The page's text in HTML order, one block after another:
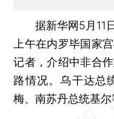
据新华网5月11日
上午在内罗毕国家
记者，介绍中非合
路情况。乌干达总
梅、南苏丹总统基尔